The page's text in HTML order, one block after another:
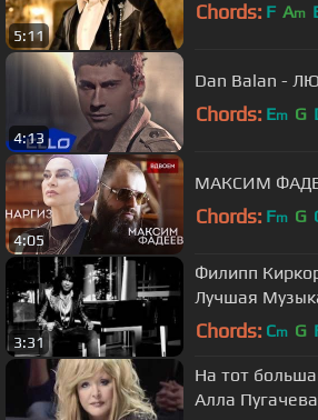
5:11
Chords: F Am
4:13
Dan Balan -
Chords: Em G
4:05
МАКСИМ
Chords: Fm G
3:31
Филипп
Лучшая
Хиты 2000х
Chords: Cm G
На тот
Алла Пугачева